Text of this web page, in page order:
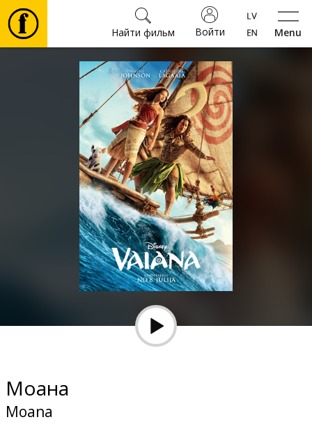
Menu
Войти
Найти фильм
Фильмы
Культура
Мероприятия
Новости
Подарки
Клуб
Моана
Moana